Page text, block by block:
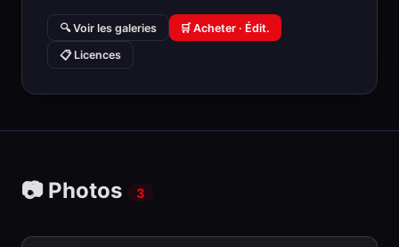
🔍 Voir les galeries 🛒 Acheter · Édit.
📋 Licences
📷 Photos 3